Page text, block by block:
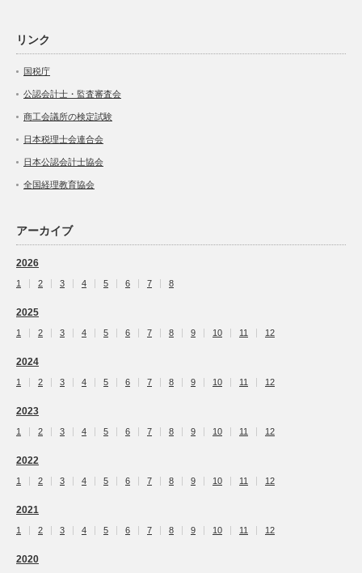
リンク
国税庁
公認会計士・監査審査会
商工会議所の検定試験
日本税理士会連合会
日本公認会計士協会
全国経理教育協会
アーカイブ
2026
1 2 3 4 5 6 7 8
2025
1 2 3 4 5 6 7 8 9 10 11 12
2024
1 2 3 4 5 6 7 8 9 10 11 12
2023
1 2 3 4 5 6 7 8 9 10 11 12
2022
1 2 3 4 5 6 7 8 9 10 11 12
2021
1 2 3 4 5 6 7 8 9 10 11 12
2020